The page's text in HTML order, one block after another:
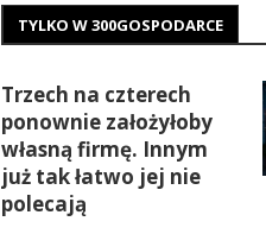
TYLKO W 300GOSPODARCE
Trzech na czterech
ponownie założyłoby
własną firmę. Innym
już tak łatwo jej nie
polecają